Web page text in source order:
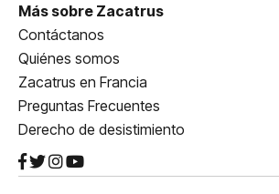
Más sobre Zacatrus
Contáctanos
Quiénes somos
Zacatrus en Francia
Preguntas Frecuentes
Derecho de desistimiento